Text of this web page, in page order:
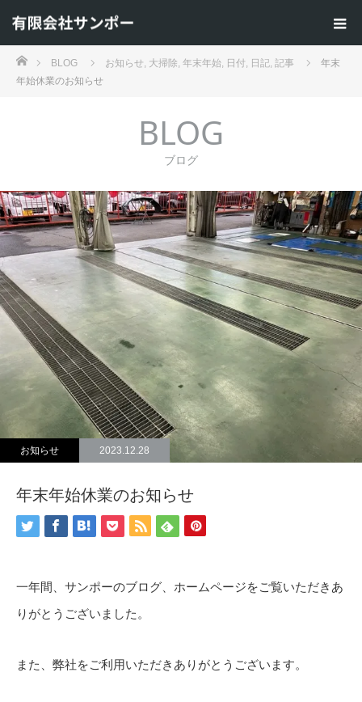
ホームBLOG お知らせ, 大掃除, 年末年始, 日付, 日記, 記事
年末
年始休業のお知らせ
BLOG
ブログ
お知らせ 2023.12.28
年末年始休業のお知らせ
一年間、サンポーのブログ、ホームページをご覧いただきあ
りがとうございました。
また、弊社をご利用いただきありがとうございます。